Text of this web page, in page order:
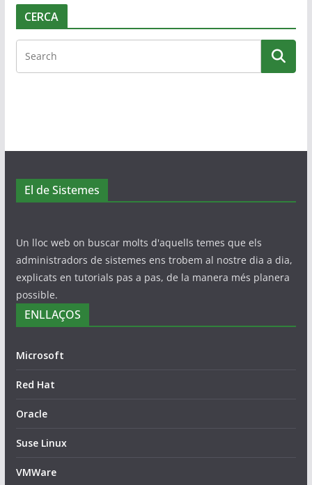
CERCA
El de Sistemes
Un lloc web on buscar molts d'aquells temes que els
administradors de sistemes ens trobem al nostre dia a dia,
explicats en tutorials pas a pas, de la manera més planera
possible.
ENLLAÇOS
Microsoft
Red Hat
Oracle
Suse Linux
VMWare